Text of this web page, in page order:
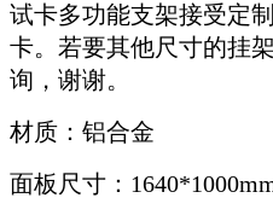
试卡多功能支架接受定
卡。若要其他尺寸的挂
询，谢谢。
材质：铝合金
面板尺寸：